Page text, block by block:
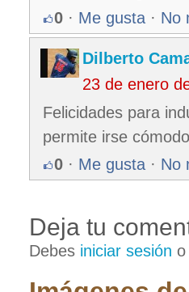
0 · Me gusta · No
Dilberto
23 de enero
Felicidades para
permite irse
0 · Me gusta · No
Deja tu
Debes iniciar sesión